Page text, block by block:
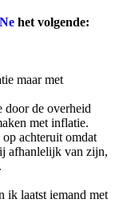
het volgende:
maar met
door de overheid
met inflatie.
achteruit omdat
afhanlelijk van zijn,
ik laatst iemand met